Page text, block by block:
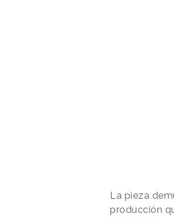
La pieza
producción